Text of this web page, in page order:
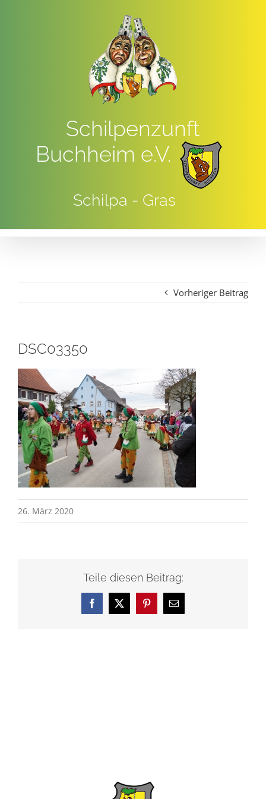
Schilpenzunft
Buchheim e.V.
Schilpa - Gras
Vorheriger Beitrag
DSC03350
26. März 2020
Teile diesen Beitrag:
Facebook
X Pinterest
E-
Mail